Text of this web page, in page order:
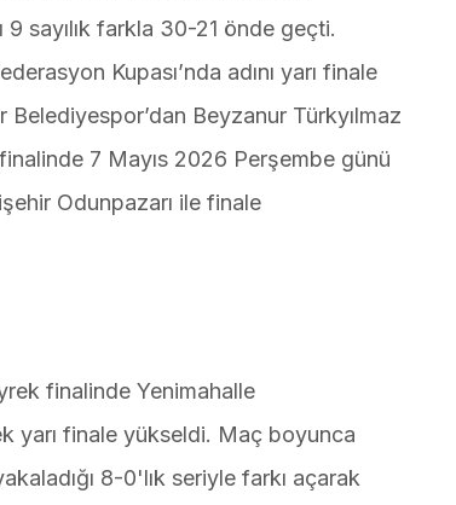
sayılık farkla 30-21 önde geçti.
Kupası’nda adını yarı finale
Belediyespor’dan Beyzanur Türkyılmaz
7 Mayıs 2026 Perşembe günü
Odunpazarı ile finale
finalinde Yenimahalle
yarı finale yükseldi. Maç boyunca
8-0'lık seriyle farkı açarak